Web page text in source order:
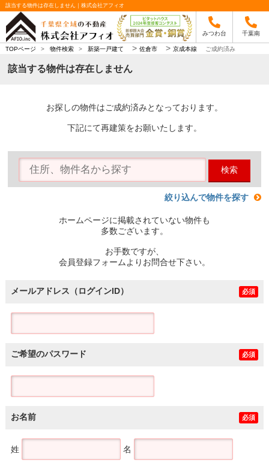
該当する物件は存在しません｜株式会社アフィオ
みつわ台 千葉南
TOPページ > 物件検索 > 新築一戸建て > 佐倉市 > 京成本線 ご成約済み
該当する物件は存在しません
お探しの物件はご成約済みとなっております。
下記にて再建策をお願いたします。
検索
絞り込んで物件を探す
ホームページに掲載されていない物件も
多数ございます。
お手数ですが、
会員登録フォームよりお問合せ下さい。
メールアドレス（ログインID） 必須
ご希望のパスワード 必須
お名前 必須
姓 名